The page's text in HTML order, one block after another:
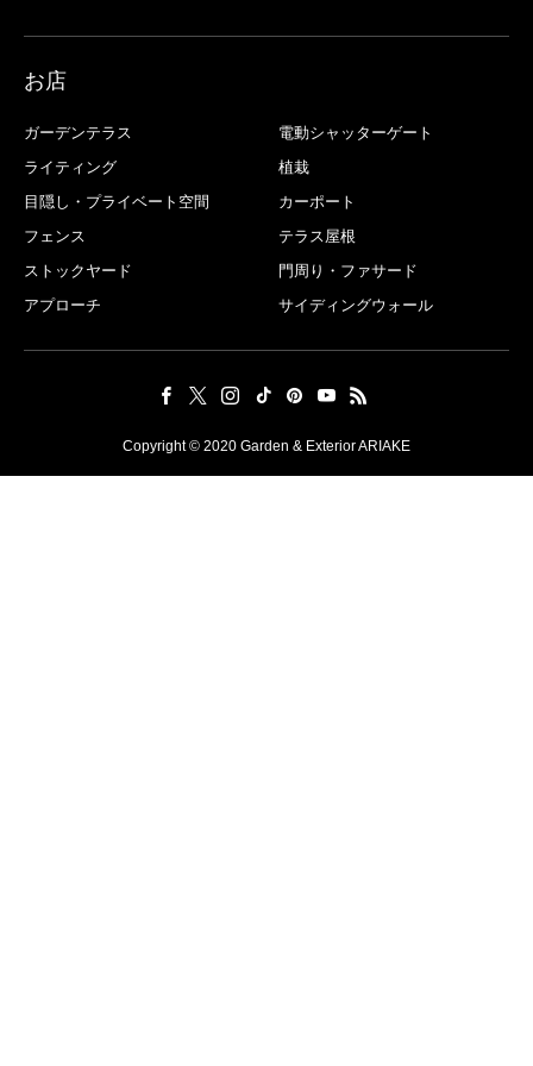
お店
ガーデンテラス
電動シャッターゲート
ライティング
植栽
目隠し・プライベート空間
カーポート
フェンス
テラス屋根
ストックヤード
門周り・ファサード
アプローチ
サイディングウォール
Copyright © 2020 Garden & Exterior ARIAKE